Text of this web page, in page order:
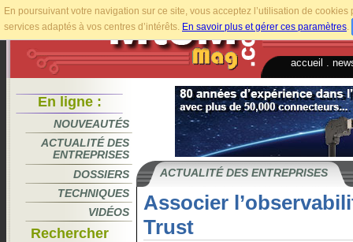
En poursuivant votre navigation sur ce site, vous acceptez l’utilisation de
services adaptés à vos centres d’intérêts. En savoir plus et gérer ces paramètres.
accueil
En ligne :
NOUVEAUTÉS
ACTUALITÉ DES
ENTREPRISES
DOSSIERS
TECHNIQUES
VIDÉOS
Rechercher
ACTUALITÉ DES ENTREPRISES
Associer
Trust